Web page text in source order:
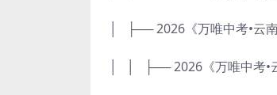
│ ├── 2026《万唯中考•云
│ │ ├── 2026《万唯中考•